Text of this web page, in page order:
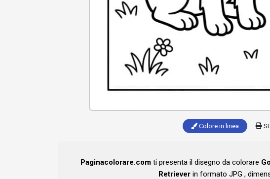
Colore in linea
Paginacolorare.com ti presenta il disegno da colorare
Retrieverin formato JPG ,